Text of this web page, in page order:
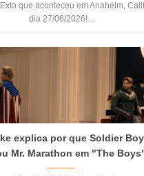
que aconteceu em Anaheim,
dia 27/06/2026! ...
explica por que Soldier
Mr. Marathon em "The